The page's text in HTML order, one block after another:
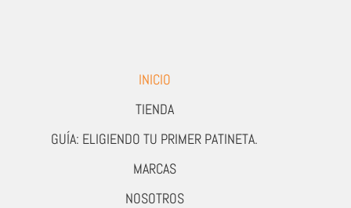
INICIO
TIENDA
GUÍA: ELIGIENDO TU PRIMER PATINETA.
MARCAS
NOSOTROS